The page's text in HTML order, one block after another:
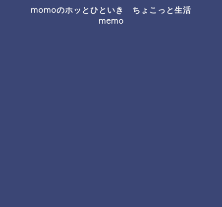
momoのホッとひといき ちょこっと生活
memo